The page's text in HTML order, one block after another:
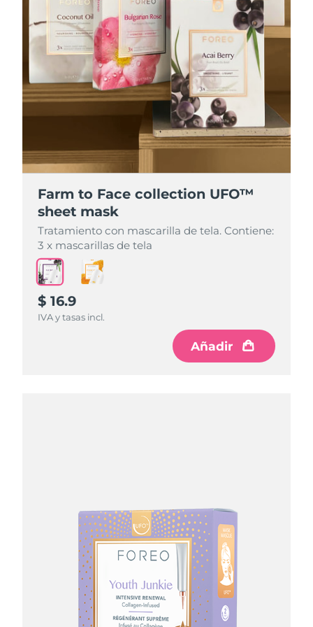
Farm to Face collection UFO™
sheet mask
Tratamiento con mascarilla de tela. Contiene:
3 x mascarillas de tela
$ 16.9
IVA y tasas incl.
Añadir
Farm to Face collection UFO™
sheet mask
Tratamiento con mascarilla de tela. Contiene:
3 x mascarillas de tela
$ 16.9
IVA y tasas incl.
Añadir